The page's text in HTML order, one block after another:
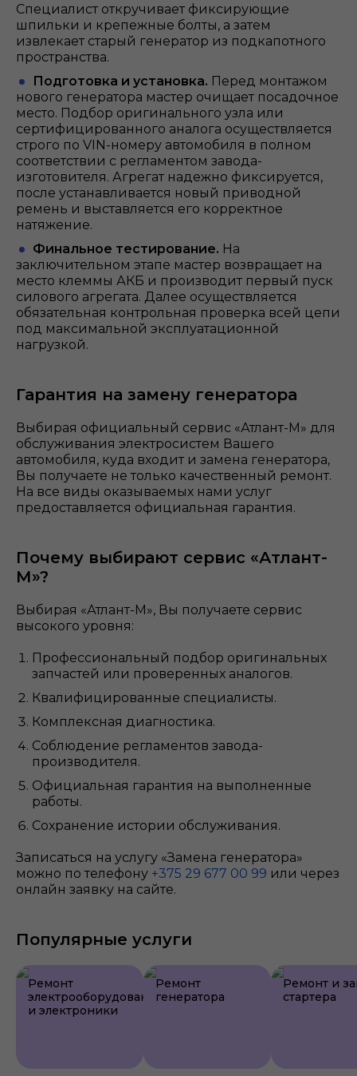
Специалист откручивает фиксирующие
шпильки и крепежные болты, а затем
извлекает старый генератор из подкапотного
пространства.
Подготовка и установка. Перед монтажом
нового генератора мастер очищает посадочное
место. Подбор оригинального узла или
сертифицированного аналога осуществляется
строго по VIN-номеру автомобиля в полном
соответствии с регламентом завода-
изготовителя. Агрегат надежно фиксируется,
после устанавливается новый приводной
ремень и выставляется его корректное
натяжение.
Финальное тестирование. На
заключительном этапе мастер возвращает на
место клеммы АКБ и производит первый пуск
силового агрегата. Далее осуществляется
обязательная контрольная проверка всей цепи
под максимальной эксплуатационной
нагрузкой.
Гарантия на замену генератора
Выбирая официальный сервис «Атлант-М» для
обслуживания электросистем Вашего
автомобиля, куда входит и замена генератора,
Вы получаете не только качественный ремонт.
На все виды оказываемых нами услуг
предоставляется официальная гарантия.
Почему выбирают сервис «Атлант-
М»?
Выбирая «Атлант-М», Вы получаете сервис
высокого уровня:
Профессиональный подбор оригинальных
запчастей или проверенных аналогов.
Квалифицированные специалисты.
Комплексная диагностика.
Соблюдение регламентов завода-
производителя.
Официальная гарантия на выполненные
работы.
Сохранение истории обслуживания.
Записаться на услугу «Замена генератора»
можно по телефону +375 29 677 00 99 или через
онлайн заявку на сайте.
Популярные услуги
Ремонт
электрооборудования
и электроники
Ремонт
генератора
Ремонт и
стартера